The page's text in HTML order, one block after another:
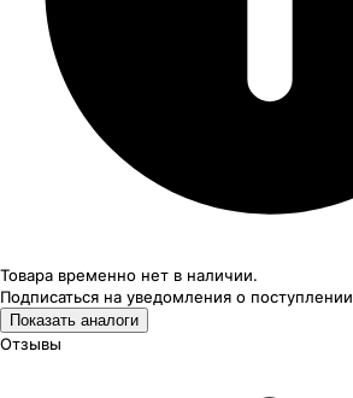
Товара временно нет в наличии.
Подписаться на уведомления о поступлении
Показать аналоги
Отзывы